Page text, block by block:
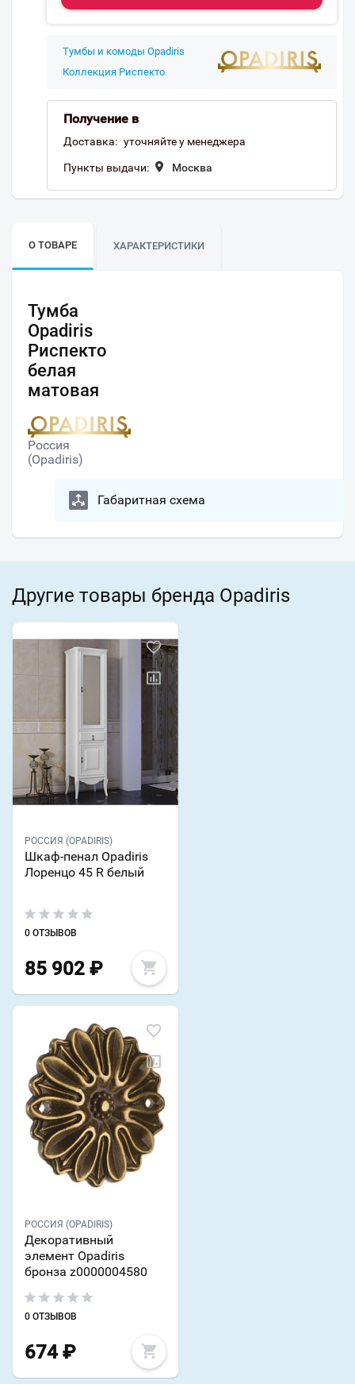
Тумбы и комоды Opadiris
Коллекция Риспекто
Получение в
Доставка: уточняйте у менеджера
Пункты выдачи: Москва
О ТОВАРЕ ХАРАКТЕРИСТИКИ
Тумба
Opadiris
Риспекто
белая
матовая
Россия
(Opadiris)
Габаритная схема
Другие товары бренда Opadiris
РОССИЯ (OPADIRIS)
Шкаф-пенал Opadiris
Лоренцо 45 R белый
0 ОТЗЫВОВ
85 902 ₽
РОССИЯ (OPADIRIS)
Декоративный
элемент Opadiris
бронза z0000004580
0 ОТЗЫВОВ
674 ₽